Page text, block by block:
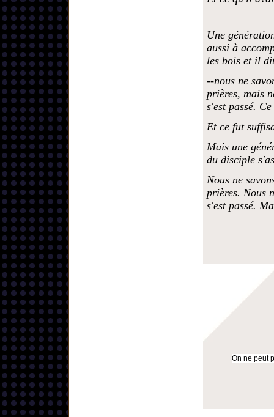
Une
aussi à
les bois et il
--nous ne
prières, mais
s'est passé.
Et ce fut
Mais une
du disciple
Nous ne
prières. Nous
s'est passé.
On ne peut